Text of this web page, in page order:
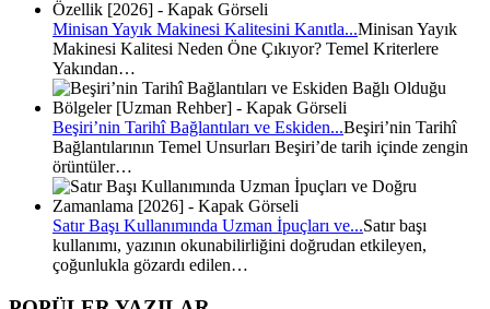
Minisan Yayık Makinesi Kalitesini Kanıtla...Minisan Yayık
Makinesi Kalitesi Neden Öne Çıkıyor? Temel Kriterlere
Yakından…
Beşiri’nin Tarihî Bağlantıları ve Eskiden...Beşiri’nin Tarihî
Bağlantılarının Temel Unsurları Beşiri’de tarih içinde zengin
örüntüler…
Satır Başı Kullanımında Uzman İpuçları ve...Satır başı
kullanımı, yazının okunabilirliğini doğrudan etkileyen,
çoğunlukla gözardı edilen…